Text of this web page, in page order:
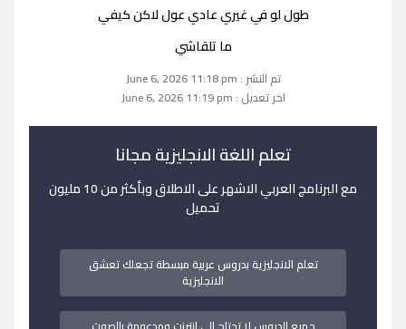
طول لو في غيري عادي عول لاكن كيفي
ما تلقاشي
تم النشر : June 6, 2026 11:18 pm
اخر تعديل : June 6, 2026 11:19 pm
تعلم اللغة الانجليزية مجانا
مع البرنامج العربي الاشهر على الاطلاق وبأكثر من 10 مليون
تحميل
تعلم الانجليزية بدروس عربية مبسطة تجعلك تعشق
الانجليزية